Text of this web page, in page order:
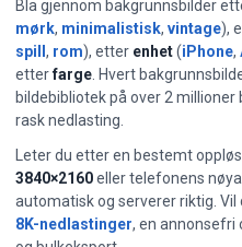
Bla gjennom bakgrunnsbilder
mørk, minimalistisk, vintage),
spill , rom), etter enhet(iPhone,
etterfarge. Hvert
bildebibliotek på over 2
rask nedlasting.
Leter du etter en bestemt
3840×2160eller telefonens
automatisk og serverer riktig. Vil
8K-nedlastinger, en annonsefri
⭐ DAGLIG UTVALGT BAKGRUNNER
Retro Road Trip
Håndplukket daglig – et nytt